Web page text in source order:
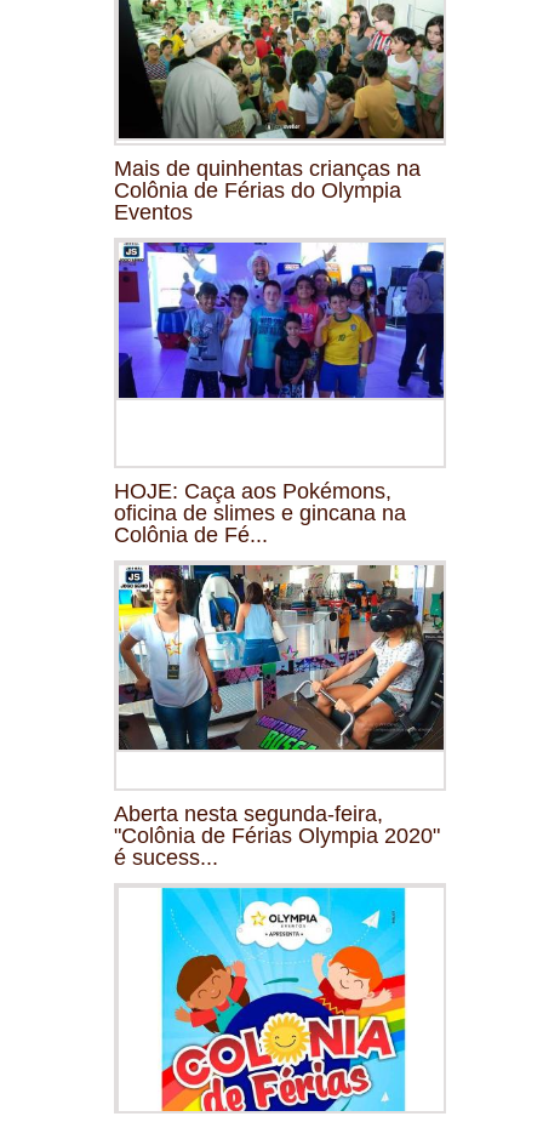
Mais de quinhentas crianças na
Colônia de Férias do Olympia
Eventos
HOJE: Caça aos Pokémons,
oficina de slimes e gincana na
Colônia de Fé...
Aberta nesta segunda-feira,
"Colônia de Férias Olympia 2020"
é sucess...